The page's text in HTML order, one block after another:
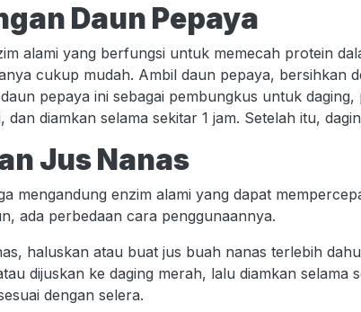
Daun Pepaya
alami yang berfungsi untuk memecah protein
cukup mudah. Ambil daun pepaya, bersihkan
pepaya ini sebagai pembungkus untuk daging,
diamkan selama sekitar 1 jam. Setelah itu,
Jus Nanas
mengandung enzim alami yang dapat
ada perbedaan cara penggunaannya.
haluskan atau buat jus buah nanas terlebih
dijuskan ke daging merah, lalu diamkan selama
dengan selera.